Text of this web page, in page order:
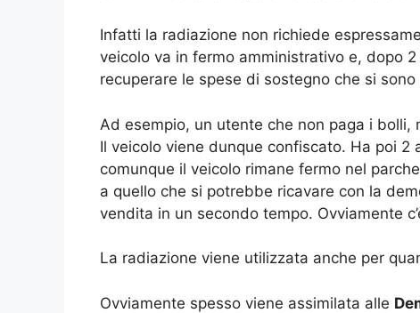
Infatti la radiazione non richiede
veicolo va in fermo amministrativo e, dopo
recuperare le spese di sostegno che si
Ad esempio, un utente che non paga i
Il veicolo viene dunque confiscato. Ha poi
comunque il veicolo rimane fermo nel
a quello che si potrebbe ricavare con la
vendita in un secondo tempo. Ovviamente
La radiazione viene utilizzata anche per
Ovviamente spesso viene assimilata alle